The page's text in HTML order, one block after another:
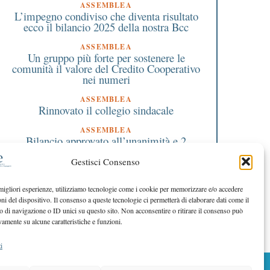
Gestisci Consenso
esperienze, utilizziamo tecnologie come i cookie per memorizzare e/o accedere
del dispositivo. Il consenso a queste tecnologie ci permetterà di elaborare dati come il
di navigazione o ID unici su questo sito. Non acconsentire o ritirare il consenso può
su alcune caratteristiche e funzioni.
ASSEMBLEA
L’impegno condiviso che diventa risultato
ecco il bilancio 2025 della nostra Bcc
ASSEMBLEA
Un gruppo più forte per sostenere le
comunità il valore del Credito Cooperativo
nei numeri
ASSEMBLEA
Rinnovato il collegio sindacale
ASSEMBLEA
Bilancio approvato all’unanimità e 2
EDITORIALE PRESIDENTE
Costruire futuro insieme